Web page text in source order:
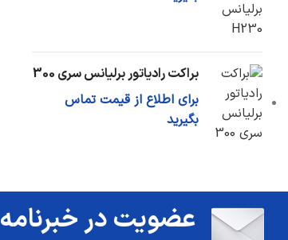
براکت رادیاتور برلیانس سری 300
برای اطلاع از قیمت تماس
بگیرید
عضویت در خبرنامه